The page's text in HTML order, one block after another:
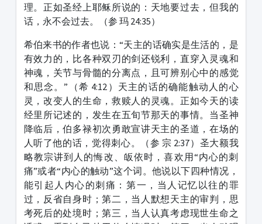
理。正如圣经上耶稣所说的：天地要过去，但我的
话，永不会过去。（参 玛 24:35）
希伯来书的作者也说：“天主的话确实是生活的，是
有效力的，比各种双刃的剑还锐利，直穿入灵魂和
神魂，关节与骨髓的分离点，且可辨别心中的感觉
和思念。”（希 4:12）天主的话的确能触动人的心
灵，改变人的生命，救赎人的灵魂。正如今天的读
经里所记述的，发生在五旬节那天的事情。当圣神
降临后，伯多禄初次勇敢宣讲天主的圣道，在场的
人听了他的话，觉得刺心。（参 宗 2:37）圣大额我
略教宗讲到人的悔改、皈依时，喜欢用“内心的刺
痛”或者“内心的触动”这个词。他说以下四种情况，
能引起人内心的刺痛：第一，当人记忆以往的罪
过，反省自身时；第二，当人默想天主的审判，思
考死后的处境时；第三，当人认真考虑现世生命之